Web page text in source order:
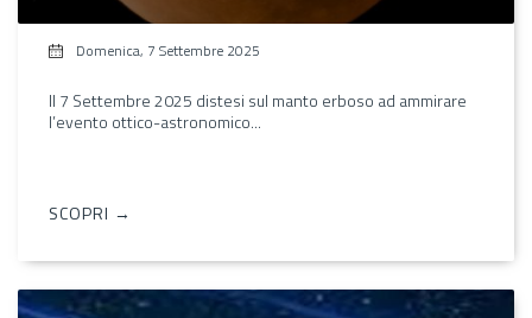
Domenica, 7 Settembre 2025
Il 7 Settembre 2025 distesi sul manto erboso ad ammirare
l’evento ottico-astronomico...
SCOPRI →